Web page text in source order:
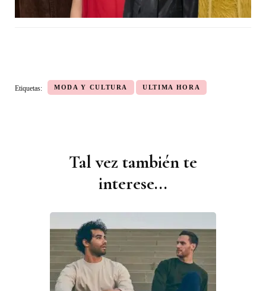
Etiquetas: MODA Y CULTURA ULTIMA HORA
Tal vez también te
interese...